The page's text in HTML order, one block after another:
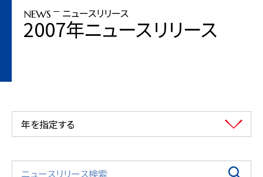
NEWS ニュースリリース
2007年ニュースリリース
年を指定する